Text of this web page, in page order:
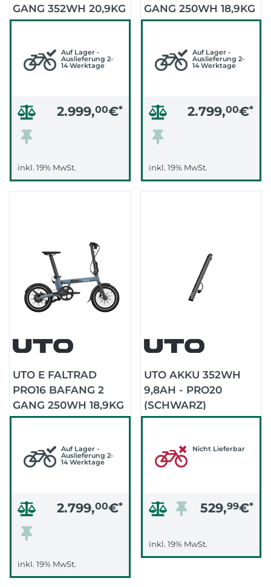
GANG 352WH 20,9KG
2026 (TAUPE SATIN)
Auf Lager -
Auslieferung 2-
14 Werktage
2.999,00€*
inkl. 19% MwSt.
GANG 250WH 18,9KG
2026 (TAUPE SATIN)
Auf Lager -
Auslieferung 2-
14 Werktage
2.799,00€*
inkl. 19% MwSt.
UTO E FALTRAD
PRO16 BAFANG 2
GANG 250WH 18,9KG
2026 (MINERALBLAU)
Auf Lager -
Auslieferung 2-
14 Werktage
2.799,00€*
inkl. 19% MwSt.
UTO AKKU 352WH
9,8AH - PRO20
(SCHWARZ)
Nicht Lieferbar
529,99€*
inkl. 19% MwSt.